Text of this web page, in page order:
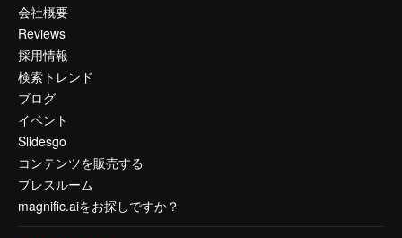
会社概要
Reviews
採用情報
検索トレンド
ブログ
イベント
Slidesgo
コンテンツを販売する
プレスルーム
magnific.aiをお探しですか？